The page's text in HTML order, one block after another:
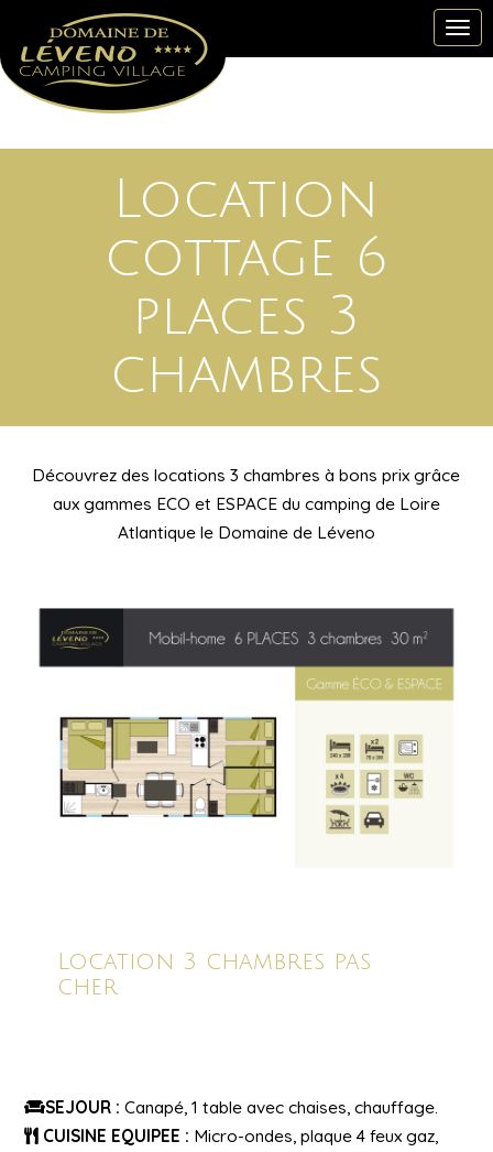
Location
cottage 6
places 3
chambres
Découvrez des locations 3 chambres à bons prix grâce
aux gammes ECO et ESPACE du camping de Loire
Atlantique le Domaine de Léveno
Location 3 chambres pas
cher
SEJOUR : Canapé, 1 table avec chaises, chauffage.
CUISINE EQUIPEE : Micro-ondes, plaque 4 feux gaz,